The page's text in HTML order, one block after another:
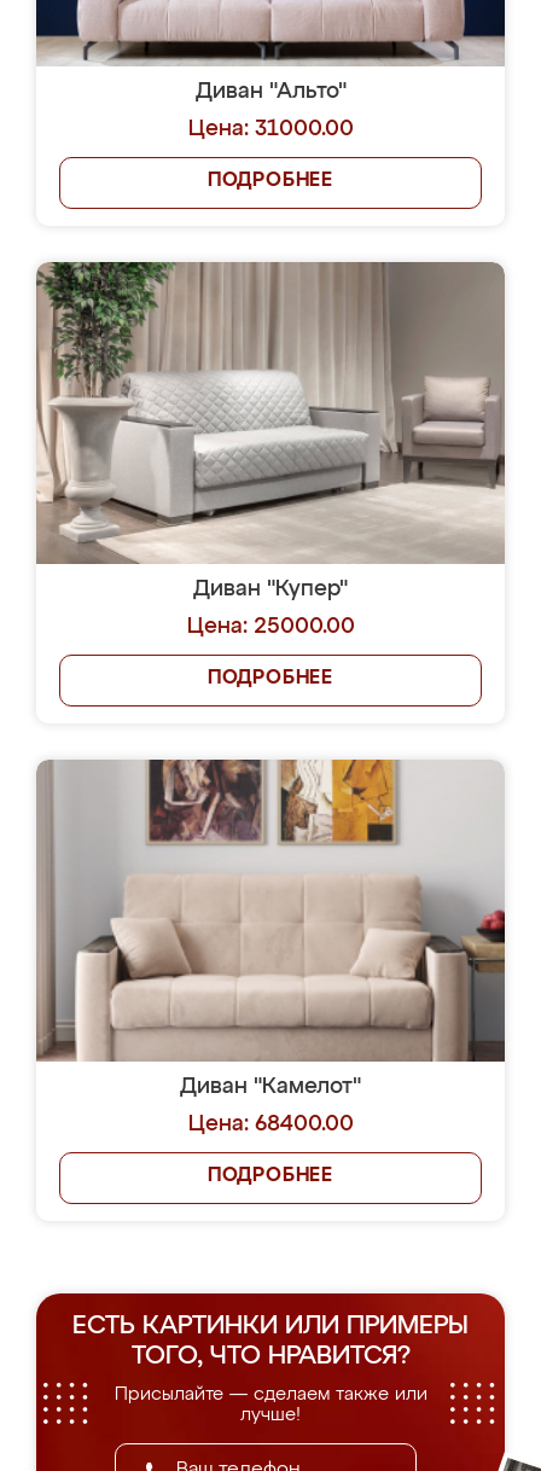
Диван "Альто"
Цена: 31000.00
ПОДРОБНЕЕ
Диван "Купер"
Цена: 25000.00
ПОДРОБНЕЕ
Диван "Камелот"
Цена: 68400.00
ПОДРОБНЕЕ
ЕСТЬ КАРТИНКИ ИЛИ ПРИМЕРЫ
ТОГО, ЧТО НРАВИТСЯ?
Присылайте — сделаем также или
лучше!